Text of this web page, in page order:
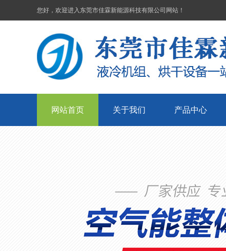
您好，欢迎进入东莞市佳霖新能源科技有限公司网站！
网站首页 关于我们 产品中心